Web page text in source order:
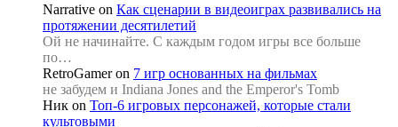
Narrative on Как сценарии в видеоиграх развивались на
протяжении десятилетий
Ой не начинайте. С каждым годом игры все больше
по…
RetroGamer on 7 игр основанных на фильмах
не забудем и Indiana Jones and the Emperor's Tomb
Ник on Топ-6 игровых персонажей, которые стали
культовыми